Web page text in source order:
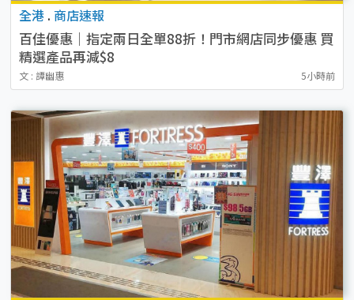
全港 . 商店速報
百佳優惠｜指定兩日全單88折！門市網店同步優惠 買
精選產品再減$8
文 : 譚幽惠 5小時前